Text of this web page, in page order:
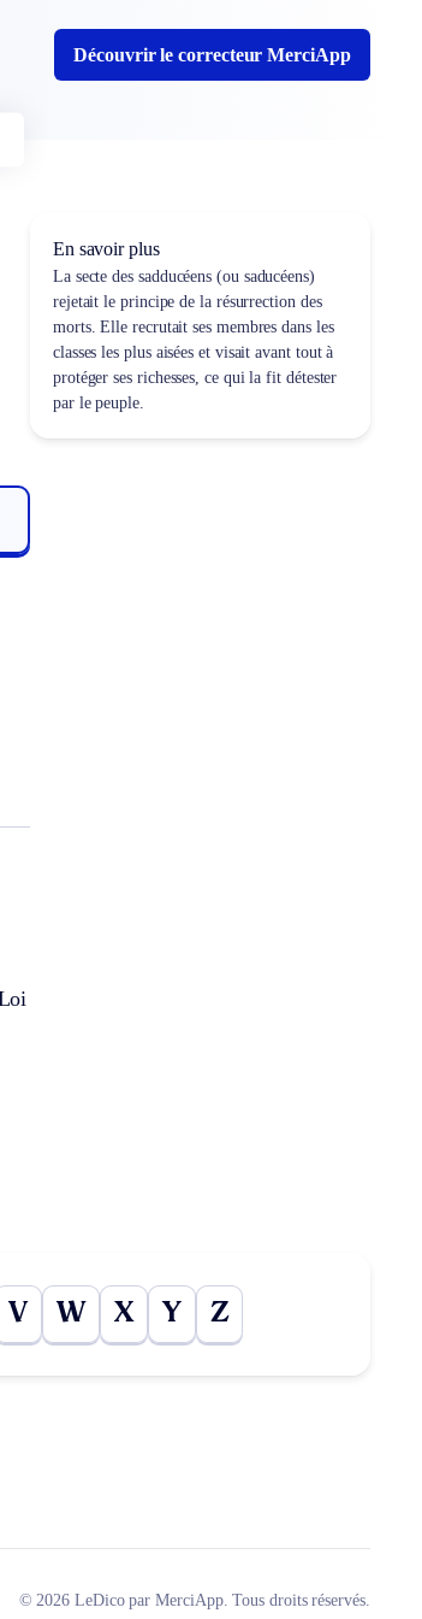
Découvrir le correcteur MerciApp
En savoir plus
La secte des sadducéens (ou saducéens)
rejetait le principe de la résurrection des
morts. Elle recrutait ses membres dans les
classes les plus aisées et visait avant tout à
protéger ses richesses, ce qui la fit détester
par le peuple.
V W X Y Z
© 2026 LeDico par MerciApp. Tous droits réservés.